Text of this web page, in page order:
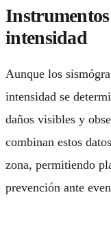
intensidad
Aunque los
intensidad se
daños visibles y
combinan estos
zona, permitiendo
prevención ante